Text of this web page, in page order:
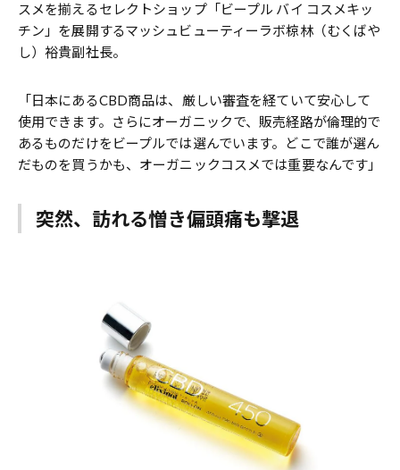
スメを揃えるセレクトショップ「ビープル バイ コスメキッ
チン」を展開するマッシュビューティーラボ椋林（むくばや
し）裕貴副社長。
「日本にあるCBD商品は、厳しい審査を経ていて安心して
使用できます。さらにオーガニックで、販売経路が倫理的で
あるものだけをビープルでは選んでいます。どこで誰が選ん
だものを買うかも、オーガニックコスメでは重要なんです」
突然、訪れる憎き偏頭痛も撃退